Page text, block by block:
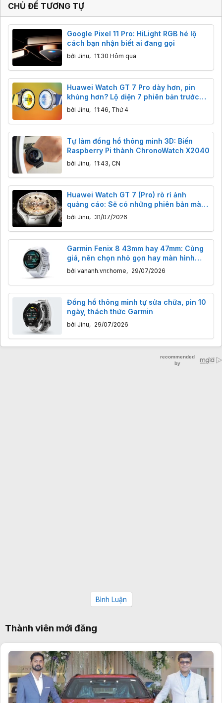
CHỦ ĐỀ TƯƠNG TỰ
Google Pixel 11 Pro: HiLight RGB hé lộ
cách bạn nhận biết ai đang gọi
bởi Jinu, 11:30 Hôm qua
Huawei Watch GT 7 Pro dày hơn, pin
khủng hơn? Lộ diện 7 phiên bản trước
ngày ra mắt
bởi Jinu, 11:46, Thứ 4
Tự làm đồng hồ thông minh 3D: Biến
Raspberry Pi thành ChronoWatch X2040
bởi Jinu, 11:43, CN
Huawei Watch GT 7 (Pro) rò rỉ ảnh
quảng cáo: Sẽ có những phiên bản màu
nào?
bởi Jinu, 31/07/2026
Garmin Fenix 8 43mm hay 47mm: Cùng
giá, nên chọn nhỏ gọn hay màn hình
lớn?
bởi vananh.vnr.home, 29/07/2026
Đồng hồ thông minh tự sửa chữa, pin 10
ngày, thách thức Garmin
bởi Jinu, 29/07/2026
Bình Luận
Thành viên mới đăng